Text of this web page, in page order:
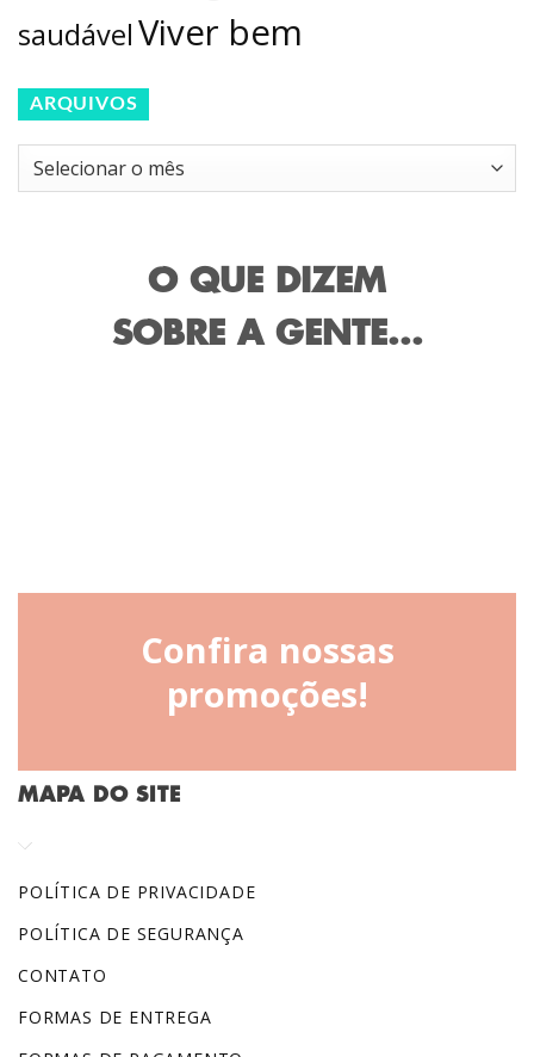
saudávelViver bem
ARQUIVOS
Arquivos
O QUE DIZEM
SOBRE A GENTE...
Confira nossas
promoções!
MAPA DO SITE
POLÍTICA DE PRIVACIDADE
POLÍTICA DE SEGURANÇA
CONTATO
FORMAS DE ENTREGA